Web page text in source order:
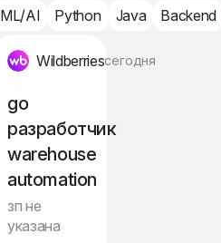
ML/AI Python Java Backend
Wildberriesсегодня
go
разработчик
warehouse
automation
зп не
указана